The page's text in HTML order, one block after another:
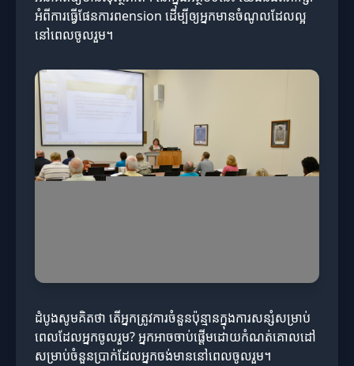
អំពីការធ្វើផែនការពension ដើម្បីឲ្យអ្នកមានចំណូលដែលល្អ
នៅពេលចូលរួម។
ដំបូងសូមគិតថា តើអ្នកត្រូវការចំនួនប៉ុន្មានក្នុងការសន្សំសម្រាប់
ពេលដែលអ្នកចូលរួម? អ្នកអាចចាប់ផ្តើមដោយកំណត់គោលដៅ
សម្រាប់ចំនួនប្រាក់ដែលអ្នកចង់មាននៅពេលចូលរួម។